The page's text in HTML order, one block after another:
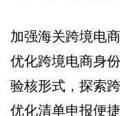
加强海关跨境电
优化跨境电商身
验核形式，探索
优化清单申报便